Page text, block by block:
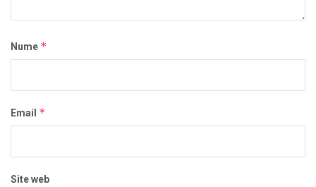
Nume *
Email *
Site web